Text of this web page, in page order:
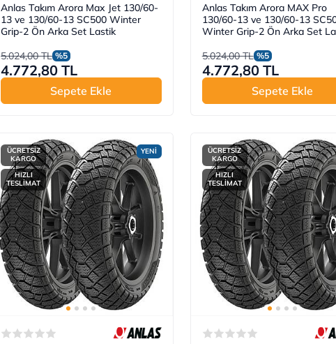
Anlas Takım Arora Max Jet 130/60-
13 ve 130/60-13 SC500 Winter
Grip-2 Ön Arka Set Lastik
5.024,00 TL %5
4.772,80 TL
Sepete Ekle
Anlas Takım Arora MAX Pro
130/60-13 ve 130/60-13
Winter Grip-2 Ön Arka Set
5.024,00 TL %5
4.772,80 TL
Sepete Ekle
YENİ
ÜCRETSİZ
KARGO
HIZLI
TESLİMAT
ÜCRETSİZ
KARGO
HIZLI
TESLİMAT